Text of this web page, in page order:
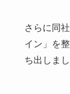
さらに同
イン」を
ち出しまし